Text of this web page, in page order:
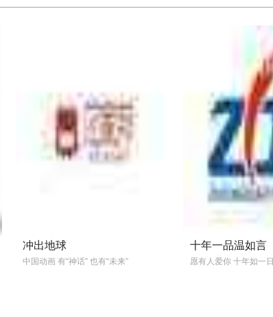
由张新成、、、、孙千领衔主演，，季竹青导演的
冲出地球
中国动画 有“神话” 也有“未来”
十年一品温如言
愿有人爱你 十年如一日